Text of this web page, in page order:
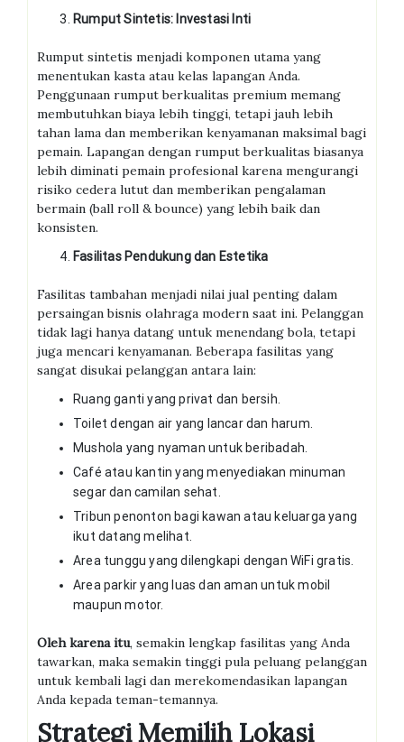
Rumput Sintetis: Investasi Inti
Rumput sintetis menjadi komponen utama yang
menentukan kasta atau kelas lapangan Anda.
Penggunaan rumput berkualitas premium memang
membutuhkan biaya lebih tinggi, tetapi jauh lebih
tahan lama dan memberikan kenyamanan maksimal bagi
pemain. Lapangan dengan rumput berkualitas biasanya
lebih diminati pemain profesional karena mengurangi
risiko cedera lutut dan memberikan pengalaman
bermain (ball roll & bounce) yang lebih baik dan
konsisten.
Fasilitas Pendukung dan Estetika
Fasilitas tambahan menjadi nilai jual penting dalam
persaingan bisnis olahraga modern saat ini. Pelanggan
tidak lagi hanya datang untuk menendang bola, tetapi
juga mencari kenyamanan. Beberapa fasilitas yang
sangat disukai pelanggan antara lain:
Ruang ganti yang privat dan bersih.
Toilet dengan air yang lancar dan harum.
Mushola yang nyaman untuk beribadah.
Café atau kantin yang menyediakan minuman
segar dan camilan sehat.
Tribun penonton bagi kawan atau keluarga yang
ikut datang melihat.
Area tunggu yang dilengkapi dengan WiFi gratis.
Area parkir yang luas dan aman untuk mobil
maupun motor.
Oleh karena itu, semakin lengkap fasilitas yang Anda
tawarkan, maka semakin tinggi pula peluang pelanggan
untuk kembali lagi dan merekomendasikan lapangan
Anda kepada teman-temannya.
Strategi Memilih Lokasi